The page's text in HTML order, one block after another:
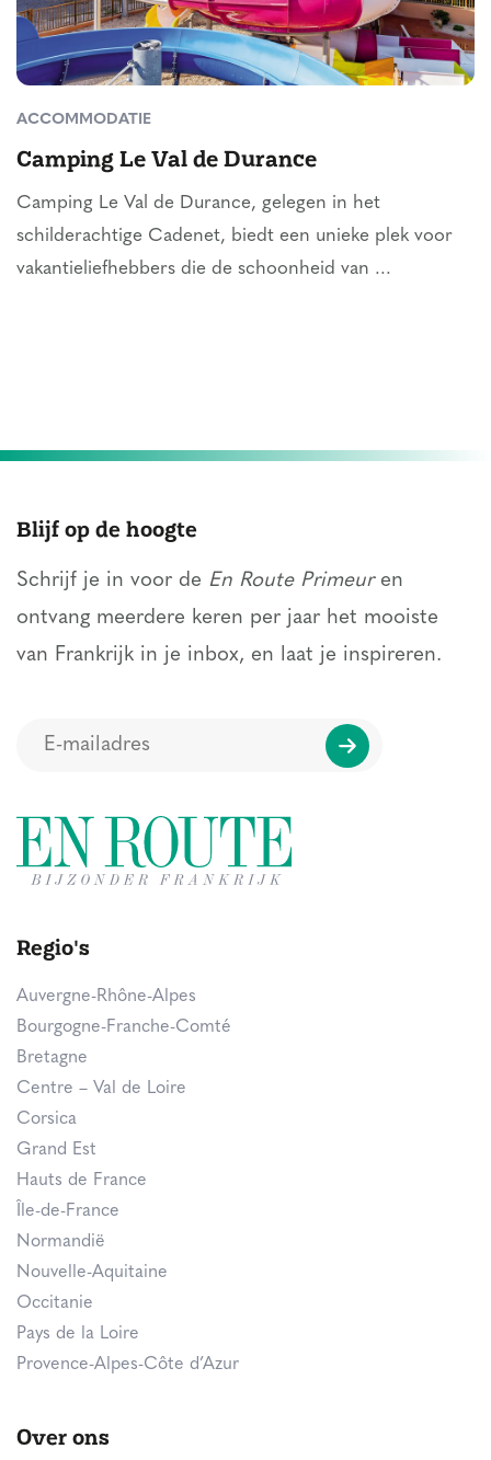
ACCOMMODATIE
Camping Le Val de Durance
Camping Le Val de Durance, gelegen in het
schilderachtige Cadenet, biedt een unieke plek voor
vakantieliefhebbers die de schoonheid van ...
Blijf op de hoogte
Schrijf je in voor de En Route Primeuren
ontvang meerdere keren per jaar het mooiste
van Frankrijk in je inbox, en laat je inspireren.
Regio's
Auvergne-Rhône-Alpes
Bourgogne-Franche-Comté
Bretagne
Centre – Val de Loire
Corsica
Grand Est
Hauts de France
Île-de-France
Normandië
Nouvelle-Aquitaine
Occitanie
Pays de la Loire
Provence-Alpes-Côte d’Azur
Over ons